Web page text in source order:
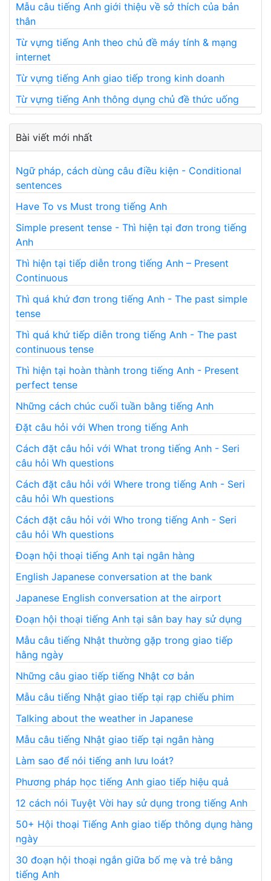
Mẫu câu tiếng Anh giới thiệu về sở thích của bản
thân
Từ vựng tiếng Anh theo chủ đề máy tính & mạng
internet
Từ vựng tiếng Anh giao tiếp trong kinh doanh
Từ vựng tiếng Anh thông dụng chủ đề thức uống
Bài viết mới nhất
Ngữ pháp, cách dùng câu điều kiện - Conditional
sentences
Have To vs Must trong tiếng Anh
Simple present tense - Thì hiện tại đơn trong tiếng
Anh
Thì hiện tại tiếp diễn trong tiếng Anh – Present
Continuous
Thì quá khứ đơn trong tiếng Anh - The past simple
tense
Thì quá khứ tiếp diễn trong tiếng Anh - The past
continuous tense
Thì hiện tại hoàn thành trong tiếng Anh - Present
perfect tense
Những cách chúc cuối tuần bằng tiếng Anh
Đặt câu hỏi với When trong tiếng Anh
Cách đặt câu hỏi với What trong tiếng Anh - Seri
câu hỏi Wh questions
Cách đặt câu hỏi với Where trong tiếng Anh - Seri
câu hỏi Wh questions
Cách đặt câu hỏi với Who trong tiếng Anh - Seri
câu hỏi Wh questions
Đoạn hội thoại tiếng Anh tại ngân hàng
English Japanese conversation at the bank
Japanese English conversation at the airport
Đoạn hội thoại tiếng Anh tại sân bay hay sử dụng
Mẫu câu tiếng Nhật thường gặp trong giao tiếp
hằng ngày
Những câu giao tiếp tiếng Nhật cơ bản
Mẫu câu tiếng Nhật giao tiếp tại rạp chiếu phim
Talking about the weather in Japanese
Mẫu câu tiếng Nhật giao tiếp tại ngân hàng
Làm sao để nói tiếng anh lưu loát?
Phương pháp học tiếng Anh giao tiếp hiệu quả
12 cách nói Tuyệt Vời hay sử dụng trong tiếng Anh
50+ Hội thoại Tiếng Anh giao tiếp thông dụng hàng
ngày
30 đoạn hội thoại ngắn giữa bố mẹ và trẻ bằng
tiếng Anh